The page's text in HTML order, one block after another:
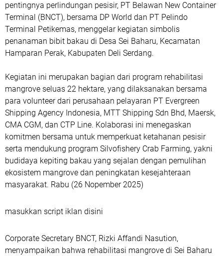
pentingnya perlindungan pesisir, PT Belawan New Container
Terminal (BNCT), bersama DP World dan PT Pelindo
Terminal Petikemas, menggelar kegiatan simbolis
penanaman bibit bakau di Desa Sei Baharu, Kecamatan
Hamparan Perak, Kabupaten Deli Serdang.
Kegiatan ini merupakan bagian dari program rehabilitasi
mangrove seluas 22 hektare, yang dilaksanakan bersama
para volunteer dari perusahaan pelayaran PT Evergreen
Shipping Agency Indonesia, MTT Shipping Sdn Bhd, Maersk,
CMA CGM, dan CTP Line. Kolaborasi ini menegaskan
komitmen bersama untuk memperkuat ketahanan pesisir
serta mendukung program Silvofishery Crab Farming, yakni
budidaya kepiting bakau yang sejalan dengan pemulihan
ekosistem mangrove dan peningkatan kesejahteraan
masyarakat. Rabu (26 Nopember 2025)
masukkan script iklan disini
Corporate Secretary BNCT, Rizki Affandi Nasution,
menyampaikan bahwa rehabilitasi mangrove di Sei Baharu